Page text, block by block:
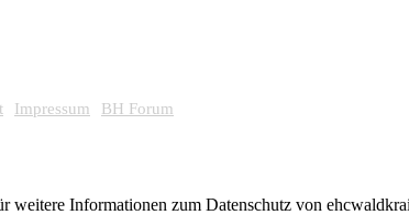
Impressum BH Forum
weitere Informationen zum Datenschutz von